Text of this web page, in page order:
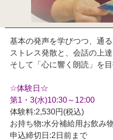
基本の発声を学びつつ、通
ストレス発散と、会話の上達
そして「心に響く朗読」を目
☆体験日☆
第1・3(水)10:30～12:00
体験料:2,530円(税込)
お持ち物:水分補給用お飲み
申込締切日:2日前まで